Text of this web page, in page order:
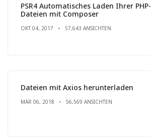
PSR4 Automatisches Laden Ihrer PHP-
Dateien mit Composer
OKT 04, 2017 57,643 ANSICHTEN
Dateien mit Axios herunterladen
MÄR 06, 2018 56,569 ANSICHTEN